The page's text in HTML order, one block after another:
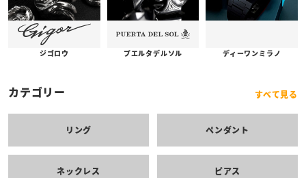
ジゴロウ プエルタデルソル ディーワンミラノ
カテゴリー すべて見る
リング ペンダント
ネックレス ピアス